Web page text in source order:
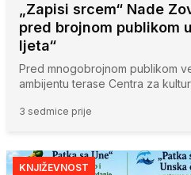
„Zapisi srcem“ Nade
pred brojnom publikom
ljeta“
Pred mnogobrojnom publikom
ambijentu terase Centra za
3 sedmice prije
KNJIŽEVNOST